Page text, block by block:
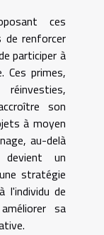
ces
de renforcer
participer à
Ces primes,
son
à moyen
au-delà
devient un
stratégie
l'individu de
sa